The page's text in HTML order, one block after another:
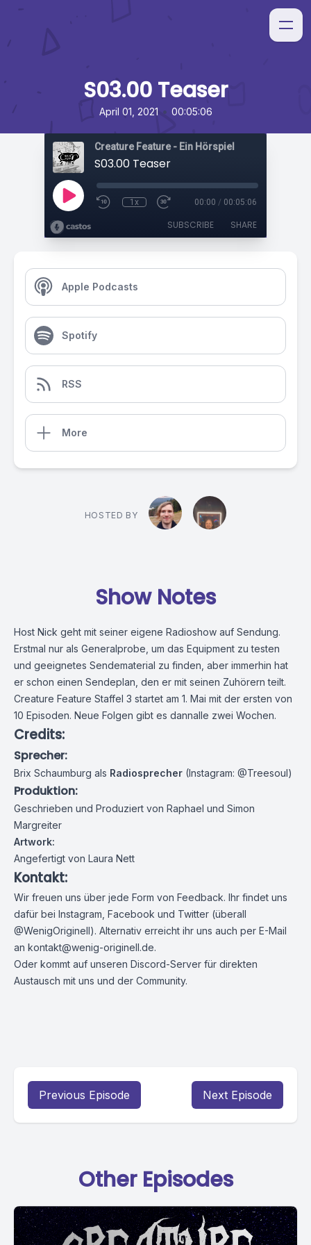
S03.00 Teaser
April 01, 2021 • 00:05:06
Creature Feature - Ein Hörspiel
S03.00 Teaser
1x 00:00 / 00:05:06
SUBSCRIBE SHARE
Apple Podcasts
Spotify
RSS
More
HOSTED BY
Show Notes
Host Nick geht mit seiner eigene Radioshow auf Sendung.
Erstmal nur als Generalprobe, um das Equipment zu testen
und geeignetes Sendematerial zu finden, aber immerhin hat
er schon einen Sendeplan, den er mit seinen Zuhörern teilt.
Creature Feature Staffel 3 startet am 1. Mai mit der ersten von
10 Episoden. Neue Folgen gibt es dannalle zwei Wochen.
Credits:
Sprecher:
Brix Schaumburg als Radiosprecher (Instagram: @Treesoul)
Produktion:
Geschrieben und Produziert von Raphael und Simon
Margreiter
Artwork:
Angefertigt von Laura Nett
Kontakt:
Wir freuen uns über jede Form von Feedback. Ihr findet uns
dafür bei Instagram Facebook und Twitter (überall
@WenigOriginell). Alternativ erreicht ihr uns auch per E-Mail
an kontakt@wenig-originell.de.
Oder kommt auf unseren Discord-Server für direkten
Austausch mit uns und der Community.
Previous Episode Next Episode
Other Episodes